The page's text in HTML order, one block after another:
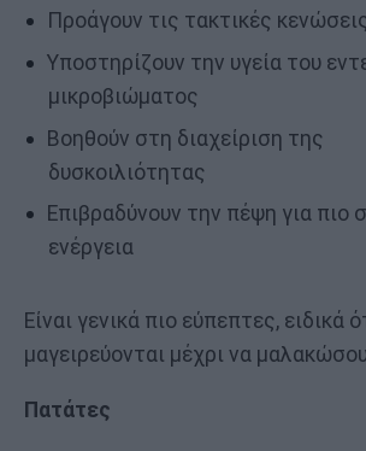
Προάγουν τις τακτικές
Υποστηρίζουν την υγεία του
μικροβιώματος
Βοηθούν στη διαχείριση της
δυσκοιλιότητας
Επιβραδύνουν την πέψη για πιο
ενέργεια
Είναι γενικά πιο εύπεπτες, ειδικά
μαγειρεύονται μέχρι να
Πατάτες